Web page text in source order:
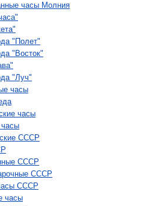
часы Молния
"Полет"
"Восток"
"Луч"
часы
часы
СССР
СССР
СССР
СССР
часы